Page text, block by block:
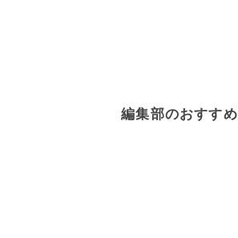
編集部のおすすめ